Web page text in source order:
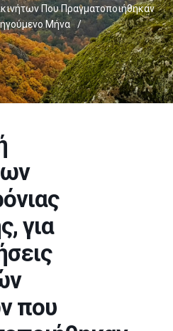
Που Πραγματοποιήθηκαν
Μήνα
/
για
που